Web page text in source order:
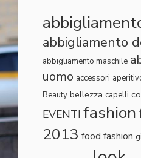
abbigliamento
abbigliamento maschile
uomo accessori
Beauty bellezza capelli
EVENTI fashion
2013 food fashion